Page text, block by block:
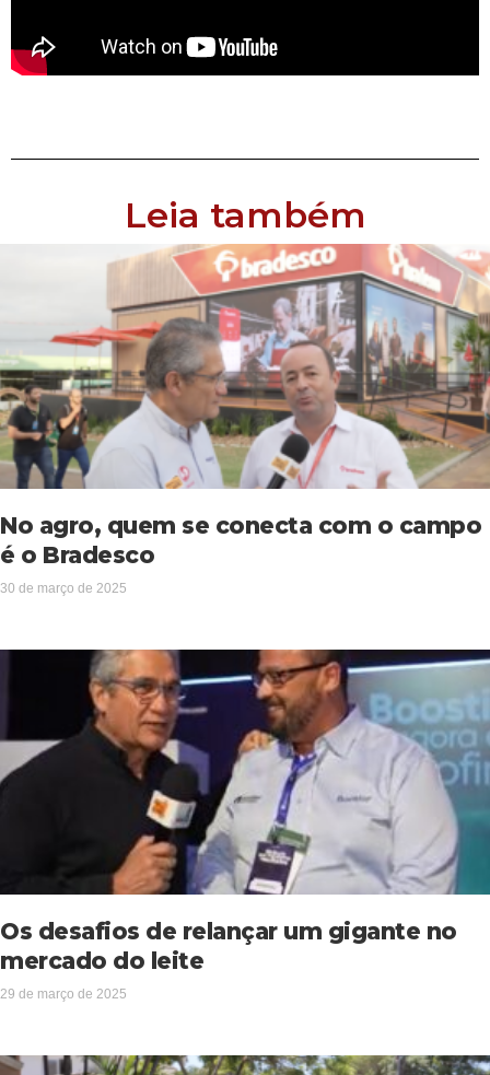
Leia também
No agro, quem se conecta com o campo
é o Bradesco
30 de março de 2025
Os desafios de relançar um gigante no
mercado do leite
29 de março de 2025